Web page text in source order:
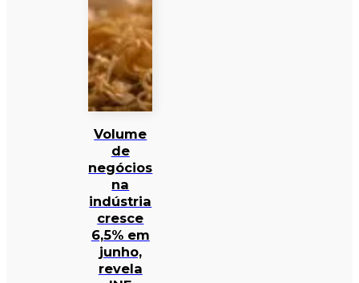
Volume
de
negócios
na
indústria
cresce
6,5% em
junho,
revela